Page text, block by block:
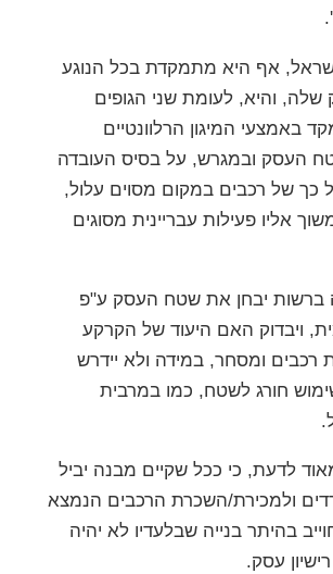
אף היא מתמקדת בכל הנוגע
שלה, והיא, לעומת שני הגופים
באמצעי המיגון הרלוונטיים
העסק ובמגרש, על בסיס העובדה
כך של רכבים במקום מסוים עלול,
אליו פעילות עבריינית מסוגים
ברשות יבחן את שטח העסק ע"פ
ויבדוק האם היעוד של הקרקע
ומסחר, במידה ולא יידרש
חורג לשטח, כמו במרבית
לדעת, כי ככל שקיים מבנה יביל
ולמכירת/השכרת הרכבים הנמצא
בהיתר בנייה שבלעדיו לא יהיה
עסק.